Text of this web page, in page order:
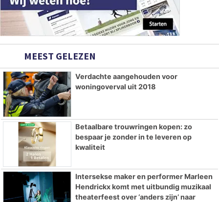
MEEST GELEZEN
Verdachte aangehouden voor
woningoverval uit 2018
Betaalbare trouwringen kopen: zo
bespaar je zonder in te leveren op
kwaliteit
Intersekse maker en performer Marleen
Hendrickx komt met uitbundig muzikaal
theaterfeest over ‘anders zijn’ naar